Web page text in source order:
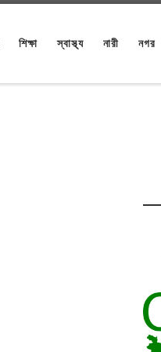
শিক্ষা স্বাস্থ্য নারী নগর